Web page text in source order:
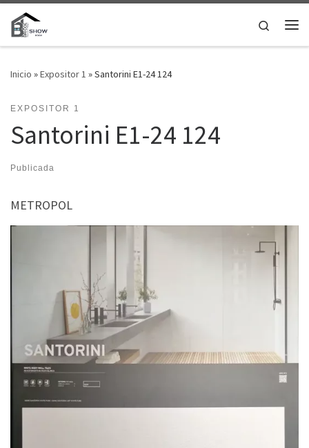
Saltar al contenido
Search
Inicio »Expositor 1 »Santorini E1-24 124
EXPOSITOR 1
Santorini E1-24 124
Publicada
METROPOL